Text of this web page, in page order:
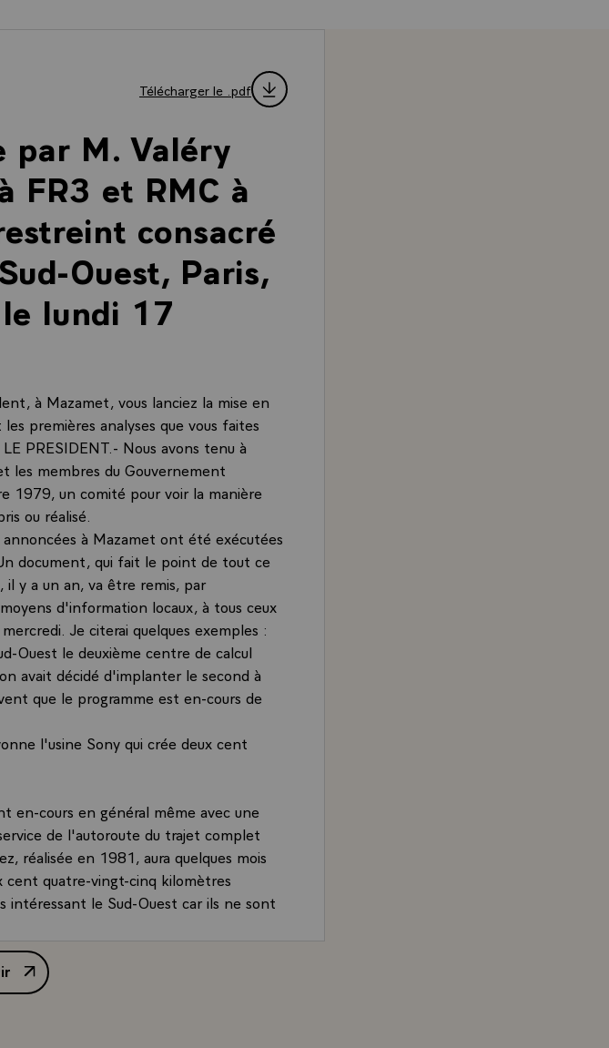
Télécharger le .pdf
par M. Valéry
FR3 et RMC à
consacré
Ouest, Paris,
lundi 17
à Mazamet, vous lanciez la mise en
premières analyses que vous faites
PRESIDENT.- Nous avons tenu à
les membres du Gouvernement
1979, un comité pour voir la manière
ou réalisé.
à Mazamet ont été exécutées
document, qui fait le point de tout ce
y a un an, va être remis, par
d'information locaux, à tous ceux
Je citerai quelques exemples :
Ouest le deuxième centre de calcul
avait décidé d'implanter le second à
que le programme est en-cours de
l'usine Sony qui crée deux cent
en-cours en général même avec une
de l'autoroute du trajet complet
réalisée en 1981, aura quelques mois
cent quatre-vingt-cinq kilomètres
intéressant le Sud-Ouest car ils ne sont
Mais il y aura déjà soixante-quinze
titre du plan, soit ceux qui complètent
d'avancer l'achèvement de la
accordée par M. Valéry Giscard d'Estaing à FR3 et RMC à l'issue du Conseil